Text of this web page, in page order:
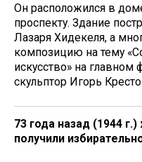
Он расположился в
проспекту. Здание
Лазаря Хидекеля, а
композицию на тему
искусство» на главном
скульптор Игорь
73 года назад (1944
получили